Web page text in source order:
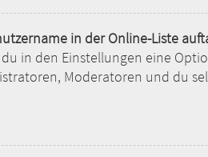
in der Online-Liste
in den Einstellungen eine
Moderatoren und du